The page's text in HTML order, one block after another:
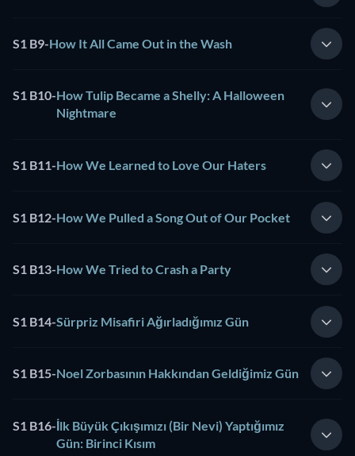
S1 B9-How It All Came Out in the Wash
S1 B10-How Tulip Became a Shelly: A Halloween
Nightmare
S1 B11-How We Learned to Love Our Haters
S1 B12-How We Pulled a Song Out of Our Pocket
S1 B13-How We Tried to Crash a Party
S1 B14-Sürpriz Misafiri Ağırladığımız Gün
S1 B15-Noel Zorbasının Hakkından Geldiğimiz Gün
S1 B16-İlk Büyük Çıkışımızı (Bir Nevi) Yaptığımız
Gün: Birinci Kısım